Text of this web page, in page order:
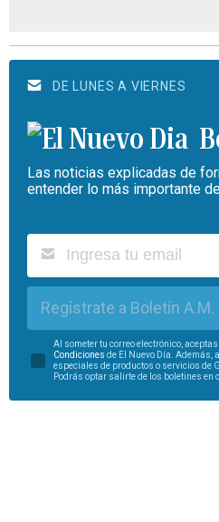
DE LUNES A VIERNES
Las noticias explicadas de
entender lo más importante
Regístrate a Boletín A.M.
Al someter tu correo electrónico, aceptas
Condiciones de El Nuevo Día. Además,
especiales de productos o servicios de
Podrás optar salirte de los boletines en